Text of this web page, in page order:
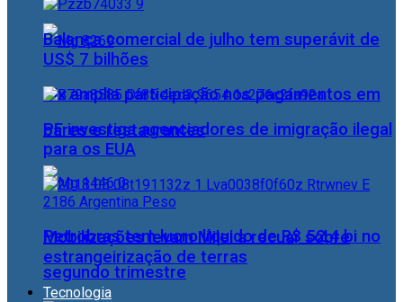
Pix amplia participação nos pagamentos em
bares e restaurantes
Petrobras tem lucro líquido de R$ 52,4 bi no
segundo trimestre
Balança comercial de julho tem superávit de
US$ 7 bilhões
PF investiga agenciadores de imigração ilegal
para os EUA
Mobilizações levam Milei a recuar sobre
estrangeirização de terras
Tecnologia